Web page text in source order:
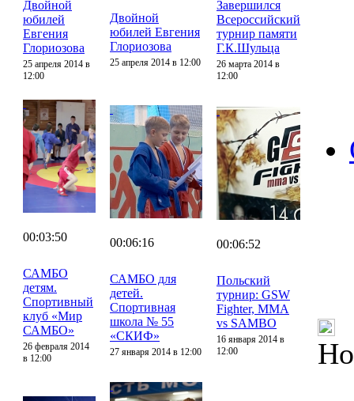
Двойной
юбилей
Евгения
Глориозова
25 апреля 2014 в
12:00
Двойной
юбилей Евгения
Глориозова
25 апреля 2014 в 12:00
Завершился
Всероссийский
турнир памяти
Г.К.Шульца
26 марта 2014 в
12:00
00:03:50
САМБО
детям.
Спортивный
клуб «Мир
САМБО»
26 февраля 2014
в 12:00
00:06:16
САМБО для
детей.
Спортивная
школа № 55
«СКИФ»
27 января 2014 в 12:00
00:06:52
Польский
турнир: GSW
Fighter, MMA
vs SAMBO
16 января 2014 в
12:00